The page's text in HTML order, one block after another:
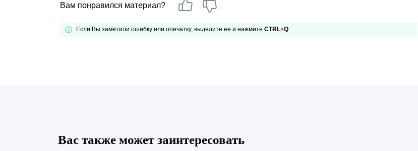
Вам понравился материал?
Если Вы заметили ошибку или опечатку, выделите ее и нажмите CTRL+Q
Вас также может заинтересовать